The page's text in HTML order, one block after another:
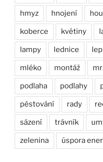
hmyz hnojení
koberce květiny
lampy lednice
mléko montáž
podlaha podlahy
pěstování rady
sázení trávník
zelenina úspora